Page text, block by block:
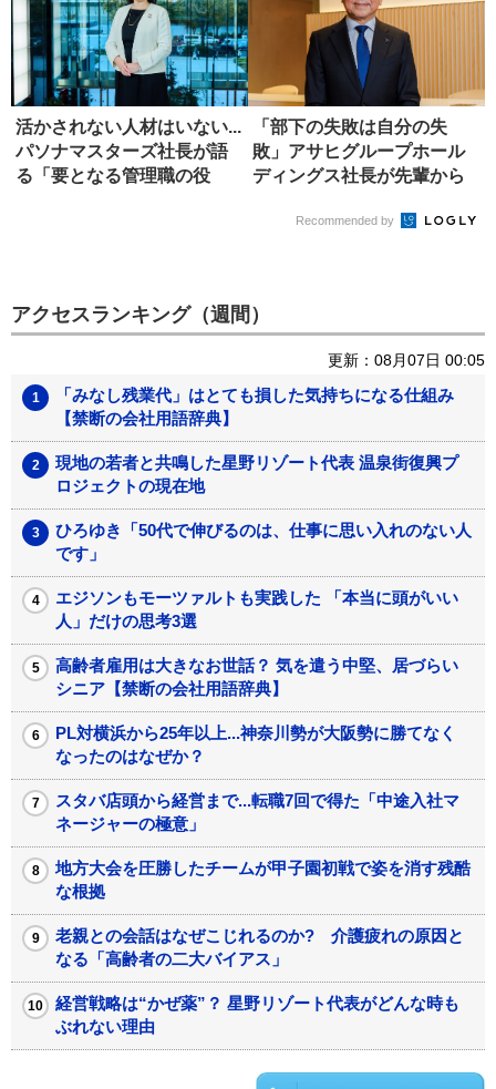
活かされない人材はいない...
パソナマスターズ社長が語
る「要となる管理職の役
「部下の失敗は自分の失
敗」アサヒグループホール
ディングス社長が先輩から
Recommended by
アクセスランキング（週間）
更新：08月07日 00:05
「みなし残業代」はとても損した気持ちになる仕組み
【禁断の会社用語辞典】
現地の若者と共鳴した星野リゾート代表 温泉街復興プ
ロジェクトの現在地
ひろゆき「50代で伸びるのは、仕事に思い入れのない人
です」
エジソンもモーツァルトも実践した 「本当に頭がいい
人」だけの思考3選
高齢者雇用は大きなお世話？ 気を遣う中堅、居づらい
シニア【禁断の会社用語辞典】
PL対横浜から25年以上...神奈川勢が大阪勢に勝てなく
なったのはなぜか？
スタバ店頭から経営まで...転職7回で得た「中途入社マ
ネージャーの極意」
地方大会を圧勝したチームが甲子園初戦で姿を消す残酷
な根拠
老親との会話はなぜこじれるのか? 介護疲れの原因と
なる「高齢者の二大バイアス」
経営戦略は“かぜ薬”？ 星野リゾート代表がどんな時も
ぶれない理由